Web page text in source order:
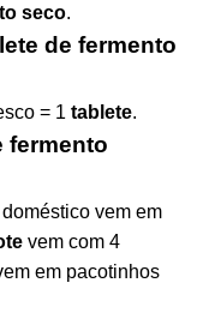
seco.
de fermento
= 1tablete.
fermento
vem em
vem com 4
em pacotinhos